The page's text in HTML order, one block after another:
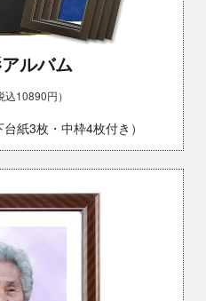
ルバム
込10890円）
紙3枚・中枠4枚付き）